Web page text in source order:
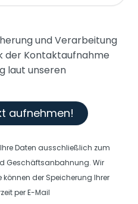
und Verarbeitung
der Kontaktaufnahme
laut unseren
aufnehmen!
Daten ausschließlich zum
Geschäftsanbahnung. Wir
können der Speicherung Ihrer
per E-Mail